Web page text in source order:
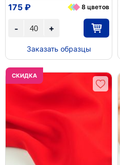
+
-
175 ₽ 8 цветов
Заказать образцы
CКИДКА